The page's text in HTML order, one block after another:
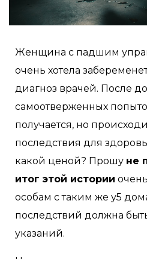
Женщина с падшим
очень хотела
диагноз врачей. После
самоотверженных
получается, но
последствия для
какой ценой? Прошу не
итог этой истории
особам с таким же у5
последствий должна
указаний.